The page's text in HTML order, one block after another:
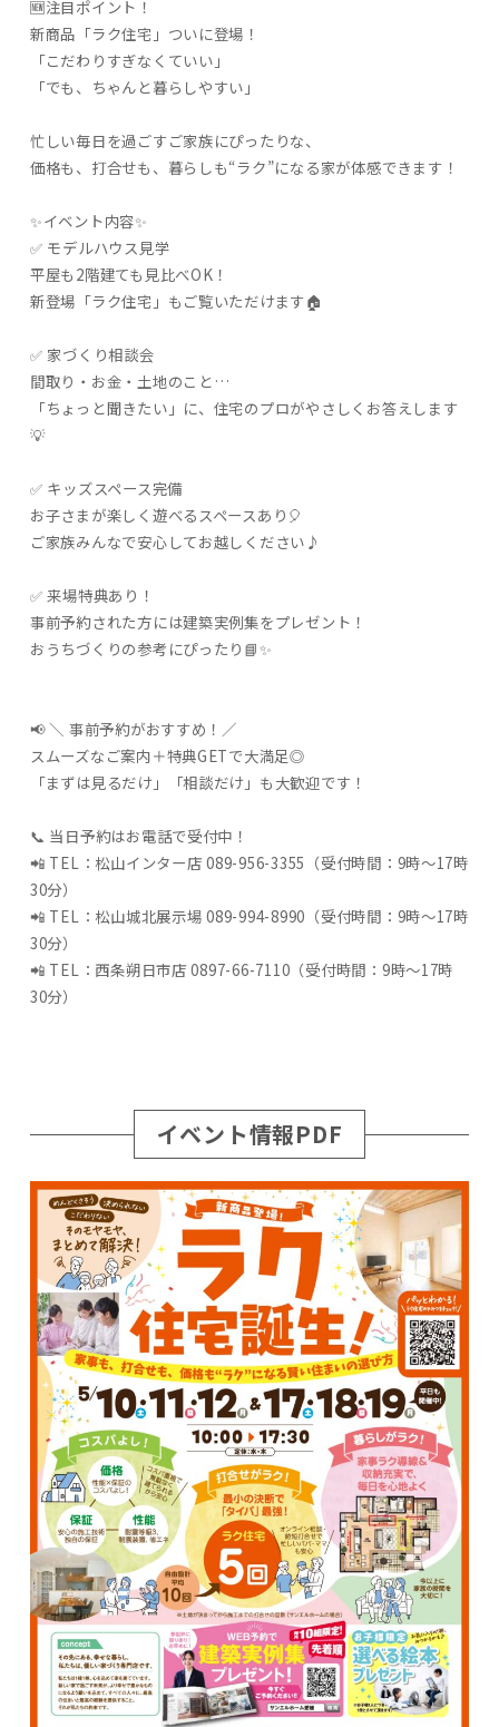
🆕注目ポイント！
新商品「ラク住宅」ついに登場！
「こだわりすぎなくていい」
「でも、ちゃんと暮らしやすい」
忙しい毎日を過ごすご家族にぴったりな、
価格も、打合せも、暮らしも“ラク”になる家が体感できます！
✨イベント内容✨
✅ モデルハウス見学
平屋も2階建ても見比べOK！
新登場「ラク住宅」もご覧いただけます🏠
✅ 家づくり相談会
間取り・お金・土地のこと…
「ちょっと聞きたい」に、住宅のプロがやさしくお答えします
💡
✅ キッズスペース完備
お子さまが楽しく遊べるスペースあり🎈
ご家族みんなで安心してお越しください♪
✅ 来場特典あり！
事前予約された方には建築実例集をプレゼント！
おうちづくりの参考にぴったり📘✨
📢 ＼ 事前予約がおすすめ！／
スムーズなご案内＋特典GETで大満足◎
「まずは見るだけ」「相談だけ」も大歓迎です！
📞 当日予約はお電話で受付中！
📲 TEL：松山インター店 089-956-3355（受付時間：9時～17時
30分）
📲 TEL：松山城北展示場 089-994-8990（受付時間：9時～17時
30分）
📲 TEL：西条朔日市店 0897-66-7110（受付時間：9時～17時
30分）
イベント情報PDF